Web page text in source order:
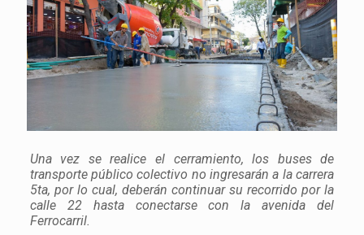
Una vez se realice el cerramiento, los buses de
transporte público colectivo no ingresarán a la carrera
5ta, por lo cual, deberán continuar su recorrido por la
calle 22 hasta conectarse con la avenida del
Ferrocarril.